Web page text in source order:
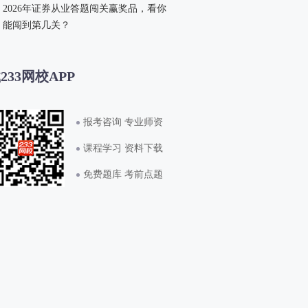
2026年证券从业答题闯关赢奖品，看你
能闯到第几关？
网校APP
报考咨询 专业师资
课程学习 资料下载
免费题库 考前点题